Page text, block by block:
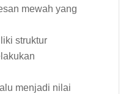
mewah yang
struktur
menjadi nilai